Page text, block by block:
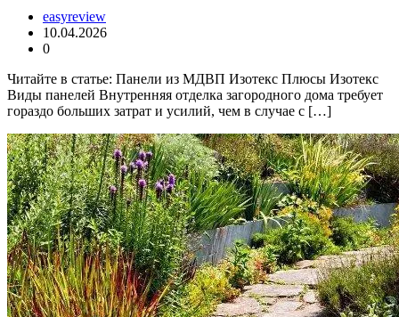
easyreview
10.04.2026
0
Читайте в статье: Панели из МДВП Изотекс Плюсы Изотекс
Виды панелей Внутренняя отделка загородного дома требует
гораздо больших затрат и усилий, чем в случае с […]